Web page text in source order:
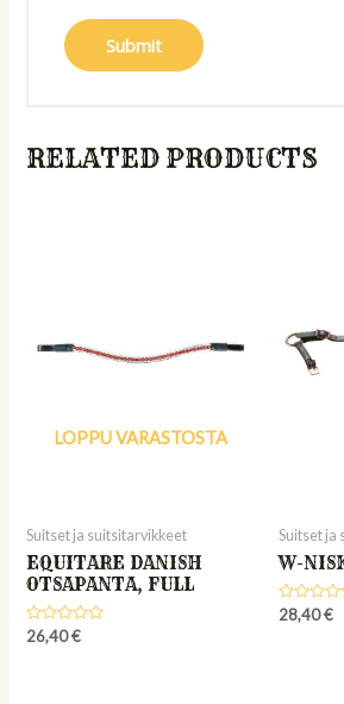
RELATED PRODUCTS
LOPPU VARASTOSTA
Suitset ja suitsitarvikkeet
EQUITARE DANISH
OTSAPANTA, FULL
Rated
26,40€
Suitset ja
W-
Rated
28,40€